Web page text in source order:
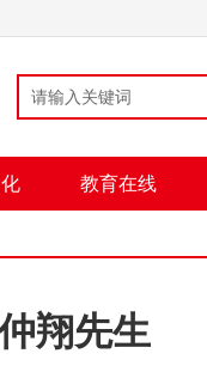
教育在线
翔先生